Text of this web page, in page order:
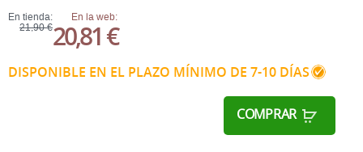
En tienda:
21,90 €
En la web:
20,81 €
DISPONIBLE EN EL PLAZO MÍNIMO DE 7-10 DÍAS
COMPRAR